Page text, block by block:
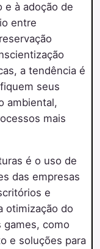
e à adoção de
entre
a tendência é
seus
ambiental,
mais
é o uso de
das empresas
e
otimização do
games, como
e soluções para